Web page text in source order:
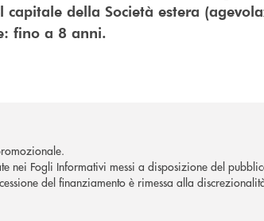
della Società estera
fino a 8 anni.
nei Fogli Informativi messi a disposizione del
del finanziamento è rimessa alla